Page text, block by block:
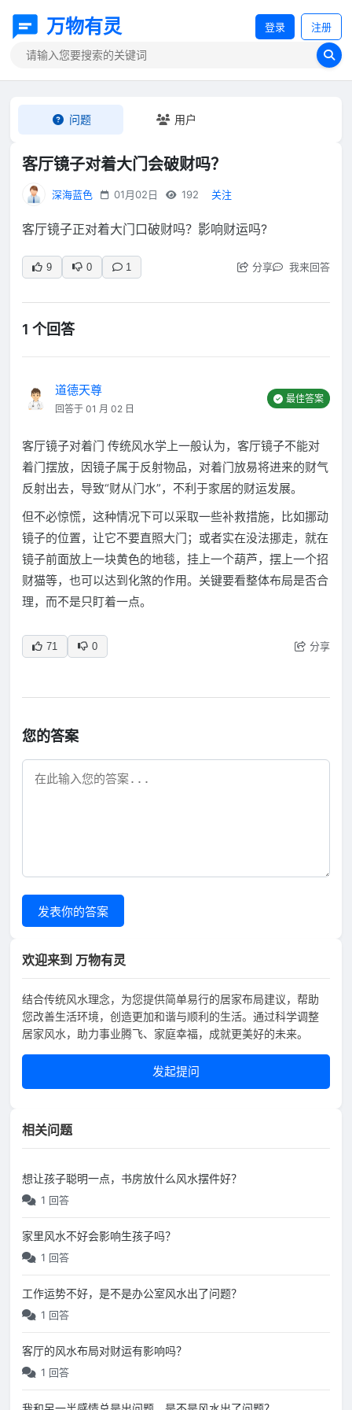
万物有灵 登录 注册
问题 用户
客厅镜子对着大门会破财吗？
深海蓝色 01月02日 192 关注
客厅镜子正对着大门口破财吗？影响财运吗?
9 0 1 分享 我来回答
1 个回答
道德天尊
回答于 01 月 02 日
最佳答案
客厅镜子对着门 传统风水学上一般认为，客厅镜子不能对
着门摆放，因镜子属于反射物品，对着门放易将进来的财气
反射出去，导致“财从门水”，不利于家居的财运发展。
但不必惊慌，这种情况下可以采取一些补救措施，比如挪动
镜子的位置，让它不要直照大门；或者实在没法挪走，就在
镜子前面放上一块黄色的地毯，挂上一个葫芦，摆上一个招
财猫等，也可以达到化煞的作用。关键要看整体布局是否合
理，而不是只盯着一点。
71 0 分享
您的答案
发表你的答案
欢迎来到 万物有灵
结合传统风水理念，为您提供简单易行的居家布局建议，帮助
您改善生活环境，创造更加和谐与顺利的生活。通过科学调整
居家风水，助力事业腾飞、家庭幸福，成就更美好的未来。
发起提问
相关问题
想让孩子聪明一点，书房放什么风水摆件好？
1 回答
家里风水不好会影响生孩子吗？
1 回答
工作运势不好，是不是办公室风水出了问题？
1 回答
客厅的风水布局对财运有影响吗？
1 回答